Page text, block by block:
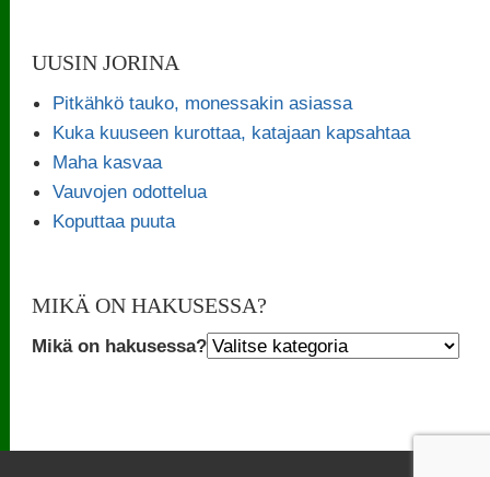
UUSIN JORINA
Pitkähkö tauko, monessakin asiassa
Kuka kuuseen kurottaa, katajaan kapsahtaa
Maha kasvaa
Vauvojen odottelua
Koputtaa puuta
MIKÄ ON HAKUSESSA?
Mikä on hakusessa?